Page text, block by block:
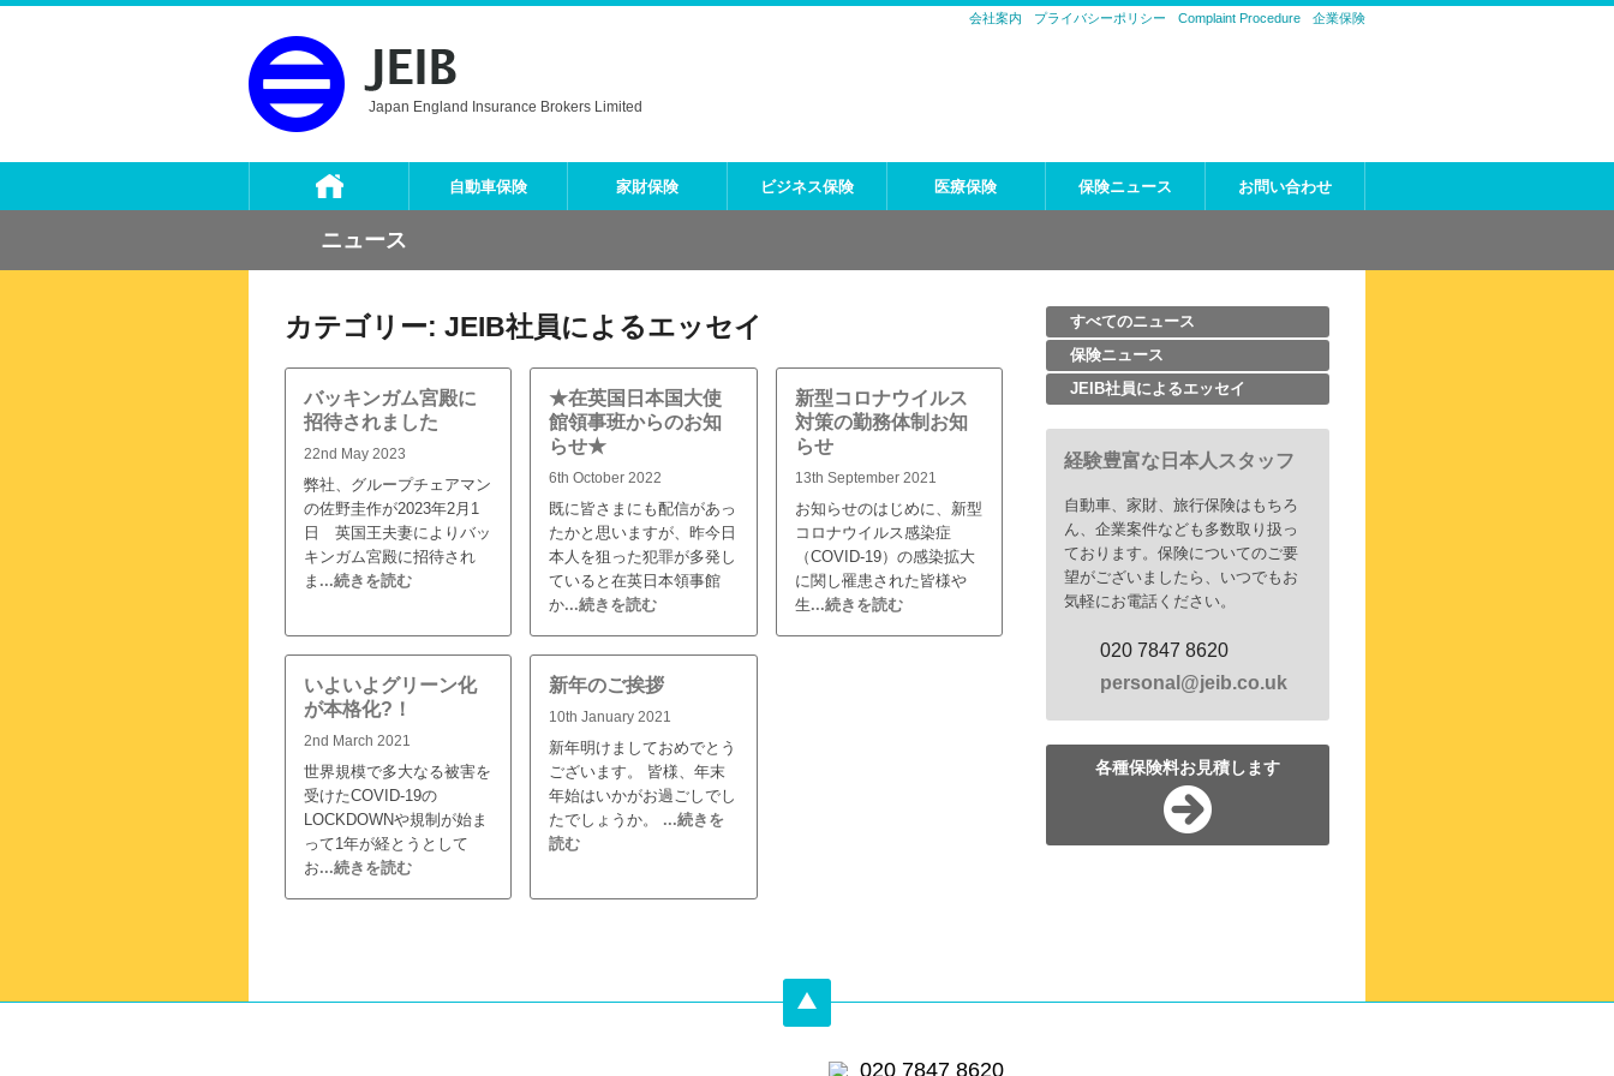
Skip
会社案内 プライバシーポリシー Complaint Procedure 企業保険
Japan England Insurance Brokers Limited
自動車保険 家財保険 ビジネス保険 医療保険 保険ニュース お問い合わせ
ニュース
カテゴリー: JEIB社員によるエッセイ
バッキンガム宮殿に
招待されました
22nd May 2023
弊社、グループチェアマン
の佐野圭作が2023年2月1
日 英国王夫妻によりバッ
キンガム宮殿に招待され
ま ...続きを読む
★在英国日本国大使
館領事班からのお知
らせ★
6th October 2022
既に皆さまにも配信があっ
たかと思いますが、昨今日
本人を狙った犯罪が多発し
ていると在英日本領事館
か...続きを読む
新型コロナウイルス
対策の勤務体制お知
らせ
13th September 2021
お知らせのはじめに、新型
コロナウイルス感染症
（COVID-19）の感染拡大
に関し罹患された皆様や
生...続きを読む
いよいよグリーン化
が本格化?！
2nd March 2021
世界規模で多大なる被害を
受けたCOVID-19の
LOCKDOWNや規制が始ま
って1年が経とうとして
お...続きを読む
新年のご挨拶
10th January 2021
新年明けましておめでとう
ございます。 皆様、年末
年始はいかがお過ごしでし
たでしょうか。 ...続きを
読む
すべてのニュース
保険ニュース
JEIB社員によるエッセイ
経験豊富な日本人スタッフ
自動車、家財、旅行保険はもちろ
ん、企業案件なども多数取り扱っ
ております。保険についてのご要
望がございましたら、いつでもお
気軽にお電話ください。
020 7847 8620
personal@jeib.co.uk
各種保険料お見積します
020 7847 8620